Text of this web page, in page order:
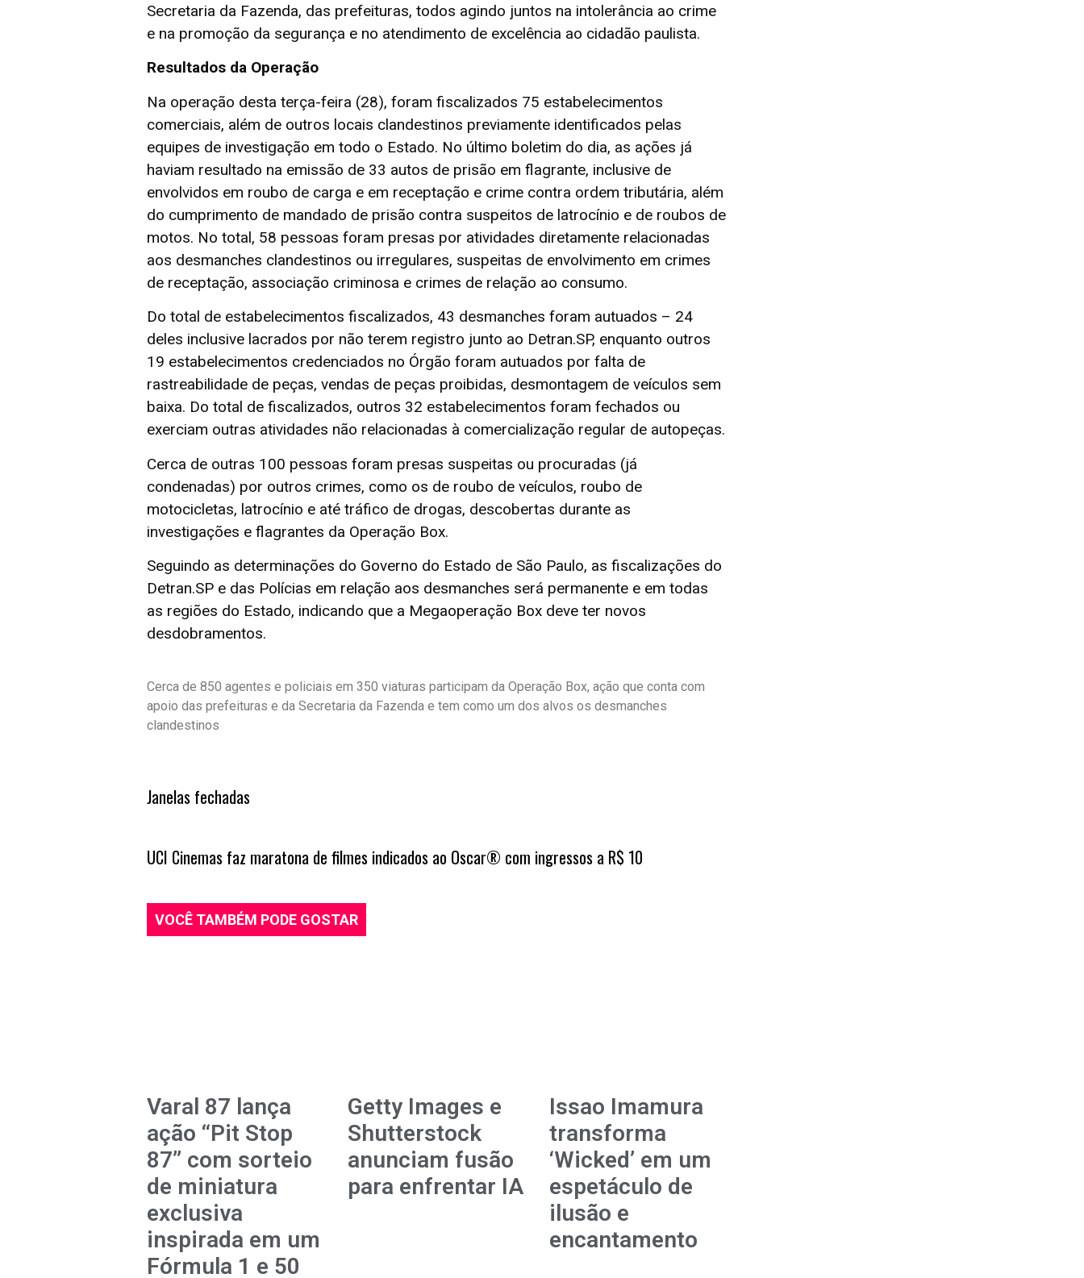
Secretaria da Fazenda, das prefeituras, todos agindo juntos na intolerância ao crime
e na promoção da segurança e no atendimento de excelência ao cidadão paulista.
Resultados da Operação
Na operação desta terça-feira (28), foram fiscalizados 75 estabelecimentos
comerciais, além de outros locais clandestinos previamente identificados pelas
equipes de investigação em todo o Estado. No último boletim do dia, as ações já
haviam resultado na emissão de 33 autos de prisão em flagrante, inclusive de
envolvidos em roubo de carga e em receptação e crime contra ordem tributária, além
do cumprimento de mandado de prisão contra suspeitos de latrocínio e de roubos de
motos. No total, 58 pessoas foram presas por atividades diretamente relacionadas
aos desmanches clandestinos ou irregulares, suspeitas de envolvimento em crimes
de receptação, associação criminosa e crimes de relação ao consumo.
Do total de estabelecimentos fiscalizados, 43 desmanches foram autuados – 24
deles inclusive lacrados por não terem registro junto ao Detran.SP, enquanto outros
19 estabelecimentos credenciados no Órgão foram autuados por falta de
rastreabilidade de peças, vendas de peças proibidas, desmontagem de veículos sem
baixa. Do total de fiscalizados, outros 32 estabelecimentos foram fechados ou
exerciam outras atividades não relacionadas à comercialização regular de autopeças.
Cerca de outras 100 pessoas foram presas suspeitas ou procuradas (já
condenadas) por outros crimes, como os de roubo de veículos, roubo de
motocicletas, latrocínio e até tráfico de drogas, descobertas durante as
investigações e flagrantes da Operação Box.
Seguindo as determinações do Governo do Estado de São Paulo, as fiscalizações do
Detran.SP e das Polícias em relação aos desmanches será permanente e em todas
as regiões do Estado, indicando que a Megaoperação Box deve ter novos
desdobramentos.
Cerca de 850 agentes e policiais em 350 viaturas participam da Operação Box, ação que conta com
apoio das prefeituras e da Secretaria da Fazenda e tem como um dos alvos os desmanches
clandestinos
Janelas fechadas
UCI Cinemas faz maratona de filmes indicados ao Oscar® com ingressos a R$ 10
VOCÊ TAMBÉM PODE GOSTAR
Varal 87 lança
ação “Pit Stop
87” com sorteio
de miniatura
exclusiva
inspirada em um
Fórmula 1 e 50
Getty Images e
Shutterstock
anunciam fusão
para enfrentar IA
Issao Imamura
transforma
‘Wicked’ em um
espetáculo de
ilusão e
encantamento